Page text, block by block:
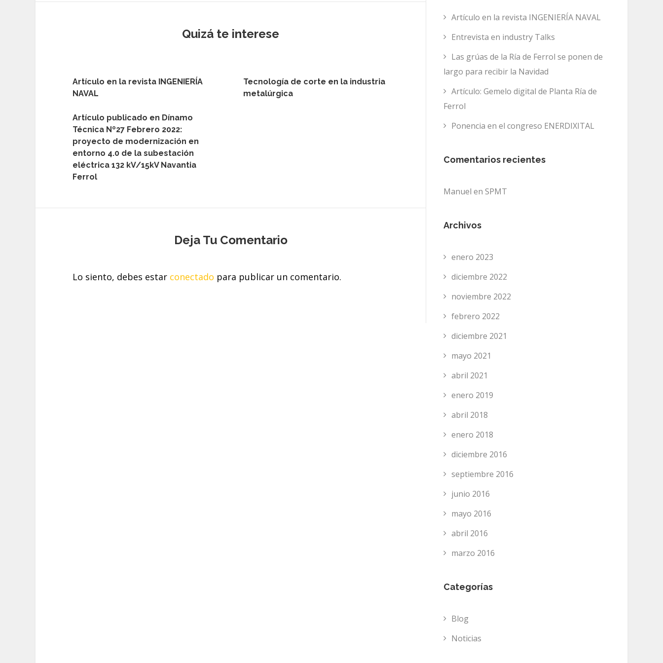
Quizá te interese
Artículo en la revista INGENIERÍA
NAVAL
Tecnología de corte en la industria
metalúrgica
Artículo publicado en Dínamo
Técnica Nº27 Febrero 2022:
proyecto de modernización en
entorno 4.0 de la subestación
eléctrica 132 kV/15kV Navantia
Ferrol
Deja Tu Comentario
Lo siento, debes estar conectado para publicar un comentario.
Artículo en la revista INGENIERÍA NAVAL
Entrevista en industry Talks
Las grúas de la Ría de Ferrol se ponen de
largo para recibir la Navidad
Artículo: Gemelo digital de Planta Ría de
Ferrol
Ponencia en el congreso ENERDIXITAL
Comentarios recientes
Manuel en SPMT
Archivos
enero 2023
diciembre 2022
noviembre 2022
febrero 2022
diciembre 2021
mayo 2021
abril 2021
enero 2019
abril 2018
enero 2018
diciembre 2016
septiembre 2016
junio 2016
mayo 2016
abril 2016
marzo 2016
Categorías
Blog
Noticias